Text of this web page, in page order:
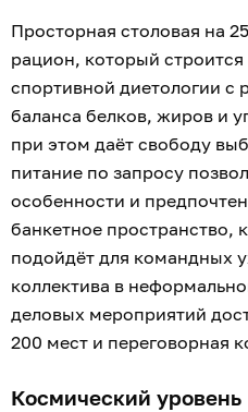
Просторная столовая на
рацион, который
спортивной диетологии с
баланса белков, жиров и
при этом даёт свободу
питание по запросу
особенности и
банкетное пространство,
подойдёт для командных
коллектива в
деловых мероприятий
200 мест и переговорная
Космический уровень